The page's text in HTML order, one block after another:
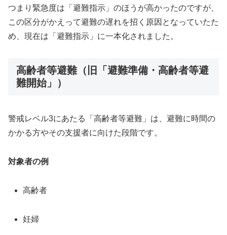
つまり緊急度は「避難指示」のほうが高かったのですが、
この区分がかえって避難の遅れを招く原因となっていたた
め、現在は「避難指示」に一本化されました。
高齢者等避難（旧「避難準備・高齢者等避
難開始」）
警戒レベル3にあたる「高齢者等避難」は、避難に時間の
かかる方やその支援者に向けた段階です。
対象者の例
高齢者
妊婦